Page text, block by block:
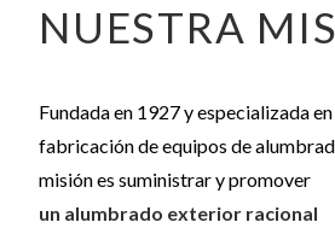
NUESTRA
Fundada en 1927 y especializada
fabricación de equipos de
misión es suministrar y promover
un alumbrado exterior racional